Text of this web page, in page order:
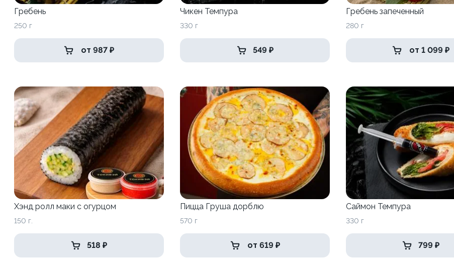
Гребень
250 г
от 987 ₽
Чикен Темпура
330 г
549 ₽
Гребень запеченный
280 г
от 1 099 ₽
Хэнд ролл маки с огурцом
150 г.
518 ₽
Пицца Груша дорблю
570 г
от 619 ₽
Саймон Темпура
330 г
799 ₽